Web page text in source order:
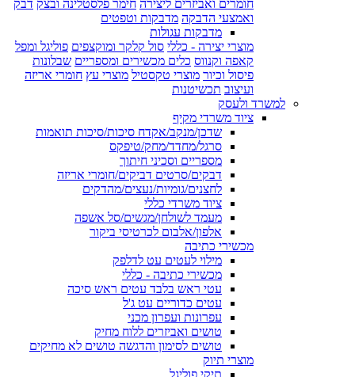
חומרים ואביזרים ליצירה חימר פלסטלינה ובצק דבק
ואמצעי הדבקה מדבקות וטפטים
מדבקות עגולות
מוצרי יצירה - כללי סול קלקר ומוקצפים פוליגל ומפל
קאפה וקנווס כלים מכשירים ומספריים שבלונות
פיסול וכיור מוצרי טקסטיל מוצרי עץ חומרי אריזה
ועיצוב תכשיטנות
למשרד ולעסק
ציוד משרדי מקיף
שדכן/מנקב/אקדח סיכות/סיכות תואמות
סרגל/מחדד/מחק/טיפקס
מספריים וסכיני חיתוך
דבקים/סרטים דביקים/חומרי אריזה
לחצנים/גומיות/נעצים/מהדקים
ציוד משרדי כללי
מעמד לשולחן/מגשים/סל אשפה
אלפון/אלבום לכרטיסי ביקור
מכשירי כתיבה
מילוי לעטים עט לדלפק
מכשירי כתיבה - כללי
עטי ראש בלבד עטים ראש סיכה
עטים כדוריים עט ג'ל
עפרונות ועפרון מכני
טושים ואביזרים ללוח מחיק
טושים לסימון והדגשה טושים לא מחיקים
מוצרי תיוק
תיקי פוליגל